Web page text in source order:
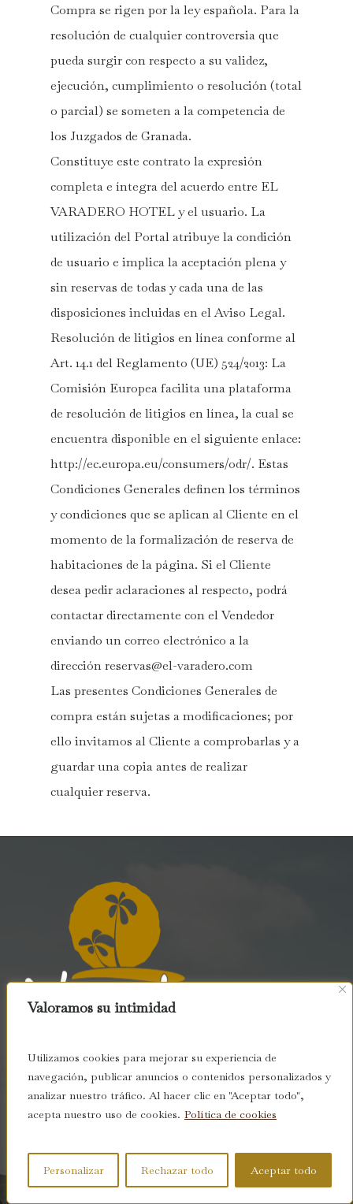
Valoramos su intimidad
Utilizamos cookies para mejorar su experiencia de
navegación, publicar anuncios o contenidos personalizados y
analizar nuestro tráfico. Al hacer clic en "Aceptar todo",
acepta nuestro uso de cookies. Política de cookies
Personalizar Rechazar todo Aceptar todo
Compra se rigen por la ley española. Para la
resolución de cualquier controversia que
pueda surgir con respecto a su validez,
ejecución, cumplimiento o resolución (total
o parcial) se someten a la competencia de
los Juzgados de Granada.
Constituye este contrato la expresión
completa e íntegra del acuerdo entre EL
VARADERO HOTEL y el usuario. La
utilización del Portal atribuye la condición
de usuario e implica la aceptación plena y
sin reservas de todas y cada una de las
disposiciones incluidas en el Aviso Legal.
Resolución de litigios en línea conforme al
Art. 14.1 del Reglamento (UE) 524/2013: La
Comisión Europea facilita una plataforma
de resolución de litigios en línea, la cual se
encuentra disponible en el siguiente enlace:
http://ec.europa.eu/consumers/odr/. Estas
Condiciones Generales definen los términos
y condiciones que se aplican al Cliente en el
momento de la formalización de reserva de
habitaciones de la página. Si el Cliente
desea pedir aclaraciones al respecto, podrá
contactar directamente con el Vendedor
enviando un correo electrónico a la
direcciónreservas@el-varadero.com
Las presentes Condiciones Generales de
compra están sujetas a modificaciones; por
ello invitamos al Cliente a comprobarlas y a
guardar una copia antes de realizar
cualquier reserva.
Hotel en primera línea de playa con una ubicación
privilegiada donde exprimir el destino al máximo bajo
el sol, deleitarse con una gastronomía de sabores,
estilos y platos elaborados, además de una refinada
coctelería.